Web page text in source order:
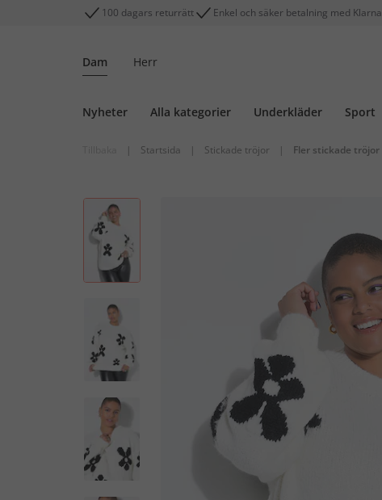
100 dagars returrätt Enkel och säker betalning med Klarna
Dam Herr
Nyheter Alla kategorier Underkläder Sport
| Startsida | Stickade tröjor | Fler stickade tröjor